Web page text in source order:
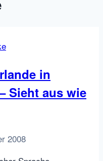
in
Sieht aus wie
2008